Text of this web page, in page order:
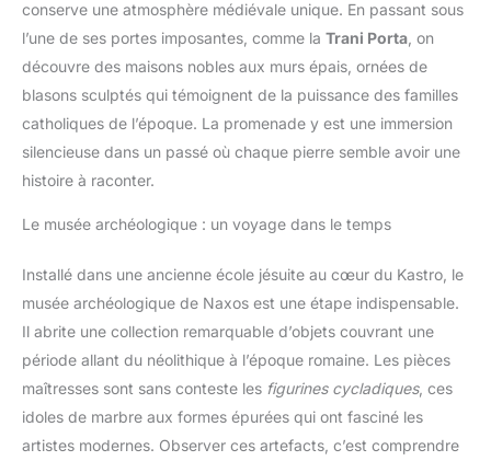
conserve une atmosphère médiévale unique. En passant sous
l’une de ses portes imposantes, comme la Trani Porta , on
découvre des maisons nobles aux murs épais, ornées de
blasons sculptés qui témoignent de la puissance des familles
catholiques de l’époque. La promenade y est une immersion
silencieuse dans un passé où chaque pierre semble avoir une
histoire à raconter.
Le musée archéologique : un voyage dans le temps
Installé dans une ancienne école jésuite au cœur du Kastro, le
musée archéologique de Naxos est une étape indispensable.
Il abrite une collection remarquable d’objets couvrant une
période allant du néolithique à l’époque romaine. Les pièces
maîtresses sont sans conteste les figurines cycladiques, ces
idoles de marbre aux formes épurées qui ont fasciné les
artistes modernes. Observer ces artefacts, c’est comprendre